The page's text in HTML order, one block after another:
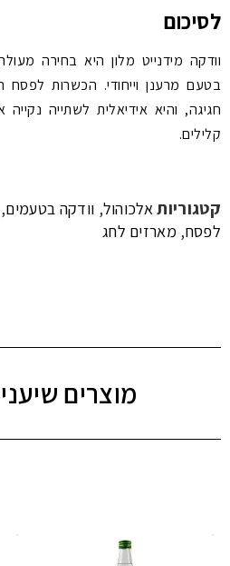
לסיכום
וודקה מידנייט מלון היא בחירה
בטעם מרענן וייחודי. הכשרות
חגיגה, והיא אידיאלית לשתייה נקייה
קלילים.
קטגוריותאלכוהול, וודקה בטעמים,
לפסח, מארזים לחג
מוצרים